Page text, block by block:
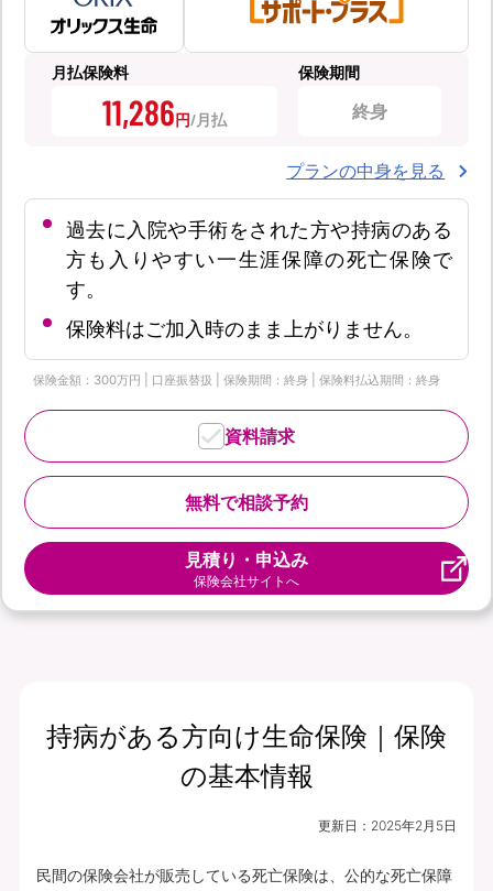
月払保険料
11,286円
保険期間
終身
プランの中身を見る
過去に入院や手術をされた方や持病のある
方も入りやすい一生涯保障の死亡保険で
す。
保険料はご加入時のまま上がりません。
保険金額：300万円 | 口座振替扱 | 保険期間：終身 | 保険料払込期間：終身
無料で相談予約
資料請求
見積り・申込み
保険会社サイトへ
持病がある方向け生命保険｜保険
の基本情報
更新日： 2025年2月5日
民間の保険会社が販売している死亡保険は、公的な死亡保障